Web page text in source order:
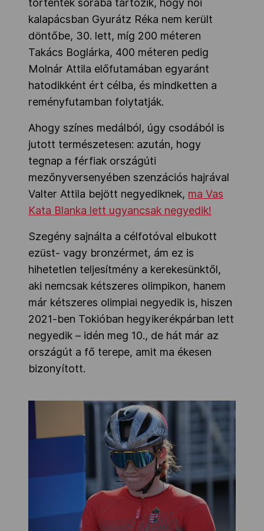
kalapácsban Gyurátz Réka nem került
döntőbe, 30. lett, míg 200 méteren
Takács Boglárka, 400 méteren pedig
Molnár Attila előfutamában egyaránt
hatodikként ért célba, és mindketten a
reményfutamban folytatják.
Ahogy színes medálból, úgy csodából is
jutott természetesen: azután, hogy
tegnap a férfiak országúti
mezőnyversenyében szenzációs hajrával
Valter Attila bejött negyediknek, ma Vas
Kata Blanka lett ugyancsak negyedik!
Szegény sajnálta a célfotóval elbukott
ezüst- vagy bronzérmet, ám ez is
hihetetlen teljesítmény a kerekesünktől,
aki nemcsak kétszeres olimpikon, hanem
már kétszeres olimpiai negyedik is, hiszen
2021-ben Tokióban hegyikerékpárban lett
negyedik – idén meg 10., de hát már az
országút a fő terepe, amit ma ékesen
bizonyított.